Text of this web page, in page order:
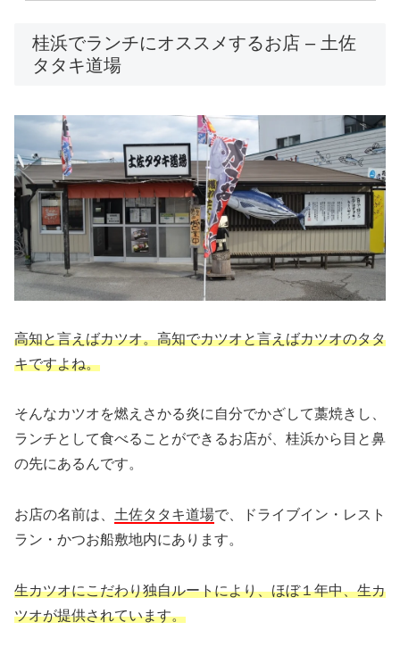
桂浜でランチにオススメするお店 – 土佐
タタキ道場
高知と言えばカツオ。高知でカツオと言えばカツオのタタ
キですよね。
そんなカツオを燃えさかる炎に自分でかざして藁焼きし、
ランチとして食べることができるお店が、桂浜から目と鼻
の先にあるんです。
お店の名前は、 土佐タタキ道場で、ドライブイン・レスト
ラン・かつお船敷地内にあります。
生カツオにこだわり独自ルートにより、ほぼ１年中、生カ
ツオが提供されています。